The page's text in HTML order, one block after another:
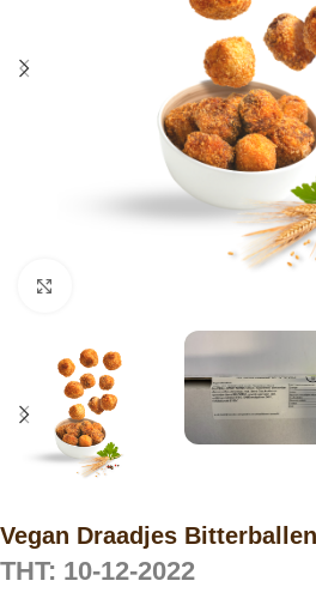
Vegan Draadjes
THT: 10-12-2022